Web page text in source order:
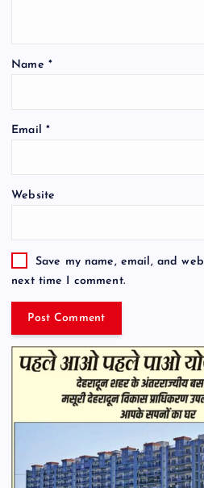
Name *
Email *
Website
Save my name, email, and
next time I comment.